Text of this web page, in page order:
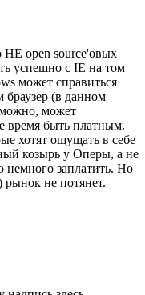
НЕ open source'овых
успешно с IE на том
может справиться
браузер (в данном
может
время быть платным.
хотят ощущать в себе
козырь у Оперы, а не
немного заплатить. Но
рынок не потянет.